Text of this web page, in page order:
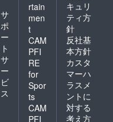
サ
ポ
ー
ト
サ
ー
ビ
ス
rtain
men
t
CAM
PFI
RE
for
Spor
ts
CAM
PFI
キュリ
ティ方
針
反社基
本方針
カスタ
マーハ
ラスメ
ントに
対する
考え方